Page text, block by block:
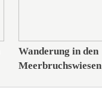
Wanderung in den
Meerbruchswiesen